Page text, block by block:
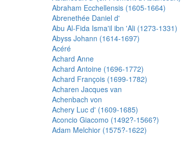
Abraham Ecchellensis (1605-1664)
Abrenethée Daniel d'
Abu Al-Fida Isma'il ibn 'Ali (1273-1331)
Abyss Johann (1614-1697)
Acéré
Achard Anne
Achard Antoine (1696-1772)
Achard François (1699-1782)
Acharen Jacques van
Achenbach von
Achery Luc d' (1609-1685)
Aconcio Giacomo (1492?-1566?)
Adam Melchior (1575?-1622)